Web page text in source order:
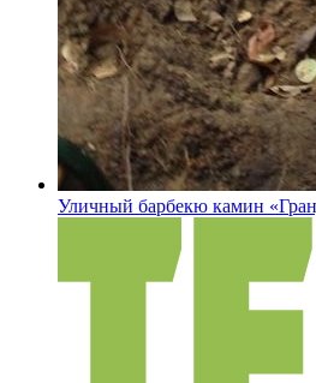
Уличный барбекю камин